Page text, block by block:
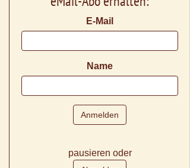
E-Mail
Name
pausieren oder